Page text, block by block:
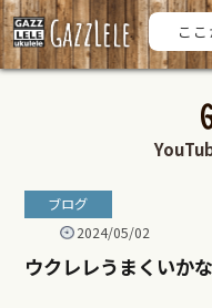
ブログ
2024/05/02
ウクレレうまくいか